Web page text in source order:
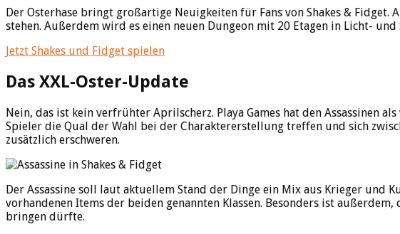
Der Osterhase bringt großartige Neuigkeiten für Fans von Shakes & Fidget.
stehen. Außerdem wird es einen neuen Dungeon mit 20 Etagen in Licht- und
Jetzt Shakes und Fidget spielen
Das XXL-Oster-Update
Nein, das ist kein verfrühter Aprilscherz. Playa Games hat den Assassinen
Spieler die Qual der Wahl bei der Charaktererstellung treffen und sich
zusätzlich erschweren.
Der Assassine soll laut aktuellem Stand der Dinge ein Mix aus Krieger und
vorhandenen Items der beiden genannten Klassen. Besonders ist
bringen dürfte.